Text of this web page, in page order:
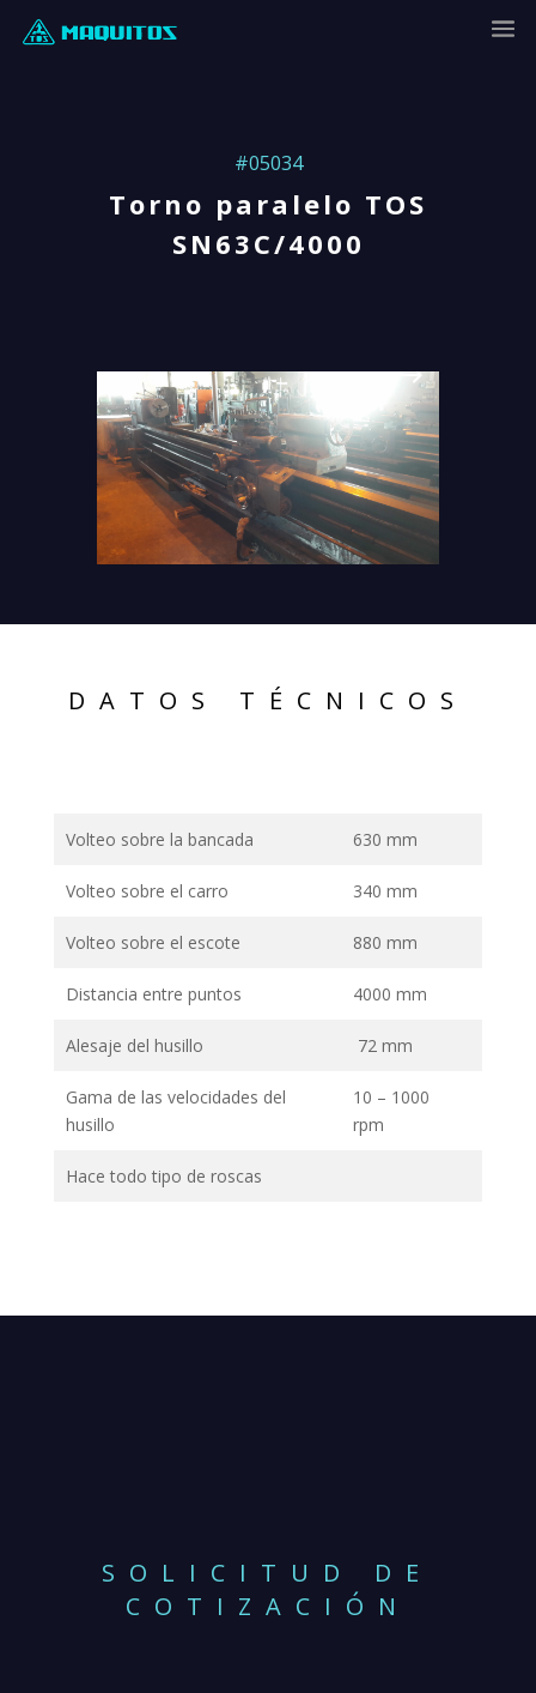
#05034
Torno paralelo TOS
SN63C/4000
DATOS TÉCNICOS
Volteo sobre la bancada 630 mm
Volteo sobre el carro 340 mm
Volteo sobre el escote 880 mm
Distancia entre puntos 4000 mm
Alesaje del husillo 72 mm
Gama de las velocidades del
husillo
10 – 1000
rpm
Hace todo tipo de roscas
SOLICITUD DE
COTIZACIÓN